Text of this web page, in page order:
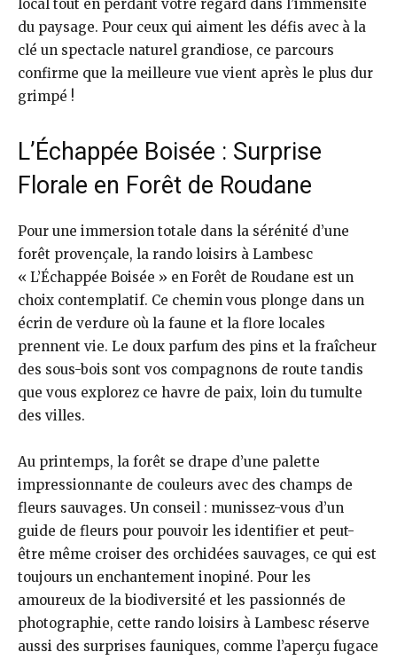
local tout en perdant votre regard dans l’immensité
du paysage. Pour ceux qui aiment les défis avec à la
clé un spectacle naturel grandiose, ce parcours
confirme que la meilleure vue vient après le plus dur
grimpé !
L’Échappée Boisée : Surprise
Florale en Forêt de Roudane
Pour une immersion totale dans la sérénité d’une
forêt provençale, la rando loisirs à Lambesc
« L’Échappée Boisée » en Forêt de Roudane est un
choix contemplatif. Ce chemin vous plonge dans un
écrin de verdure où la faune et la flore locales
prennent vie. Le doux parfum des pins et la fraîcheur
des sous-bois sont vos compagnons de route tandis
que vous explorez ce havre de paix, loin du tumulte
des villes.
Au printemps, la forêt se drape d’une palette
impressionnante de couleurs avec des champs de
fleurs sauvages. Un conseil : munissez-vous d’un
guide de fleurs pour pouvoir les identifier et peut-
être même croiser des orchidées sauvages, ce qui est
toujours un enchantement inopiné. Pour les
amoureux de la biodiversité et les passionnés de
photographie, cette rando loisirs à Lambesc réserve
aussi des surprises fauniques, comme l’aperçu fugace